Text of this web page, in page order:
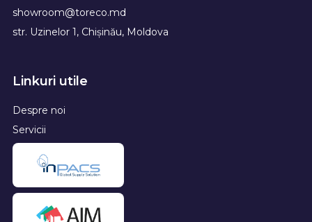
showroom@toreco.md
str. Uzinelor 1, Chișinău, Moldova
Linkuri utile
Despre noi
Servicii